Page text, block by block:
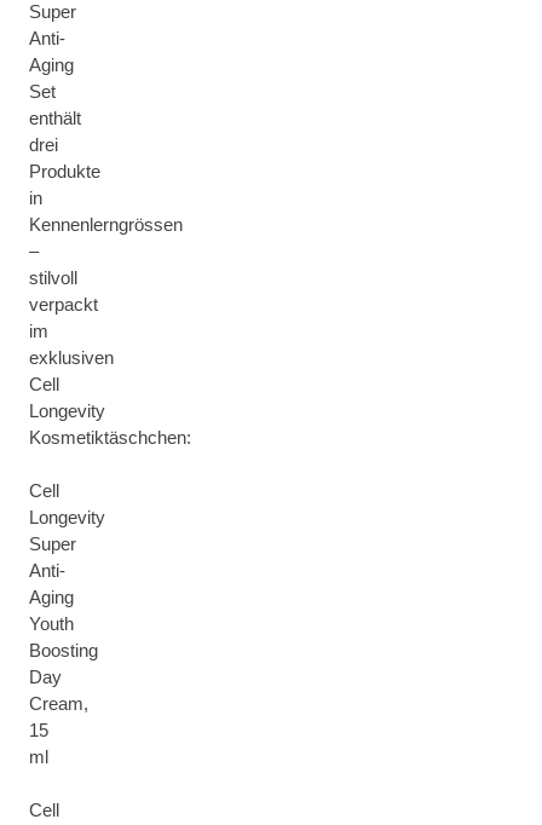
Super
Anti-
Aging
Set
enthält
drei
Produkte
in
Kennenlerngrössen
–
stilvoll
verpackt
im
exklusiven
Cell
Longevity
Kosmetiktäschchen:
Cell
Longevity
Super
Anti-
Aging
Youth
Boosting
Day
Cream,
15
ml
Cell